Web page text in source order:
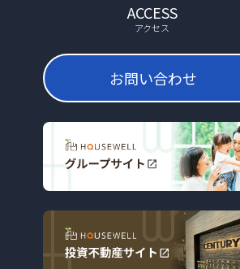
ACCESS
アクセス
お問い合わせ